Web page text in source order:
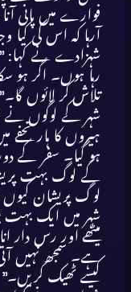
فوارے میں پانی
آرہا کہ اس کی کیا
شہزادے نے کہا:
رہا ہوں۔ اگر ہو
تلاش کر لائوں گا۔”
شہر کے لوگوں
ہیروں کا ہار تحفے
ہو گیا۔ سفر کے
کے لوگ بہت
لوگ پریشان
شہر میں ایک بہت
میٹھے اور رس دار
ہے۔ سمجھ نہیں
کیسے ٹھیک کریں۔”